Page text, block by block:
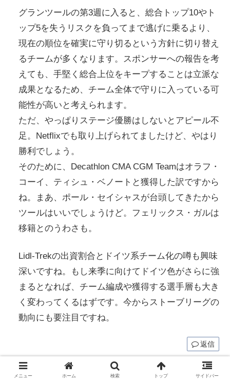
グランツールの第3週に入ると、総合トップ10やト
ップ5を失うリスクを負ってまで逃げに乗るより、
現在の順位を確実に守り切るという方針に切り替え
るチームが多くなります。スポンサーへの報告を考
えても、手堅く総合上位をキープすることは立派な
成果となるため、チーム全体で守りに入っている可
能性が高いと考えられます。
ただ、やっぱりステージ優勝はしないとアピール不
足。Netflixでも取り上げられてましたけど、やはり
勝利でしょう。
そのために、Decathlon CMA CGM Teamはオラフ・
コーイ、ティシュ・ベノートと獲得した訳ですから
ね。まあ、ポール・セイシャスが台頭してきたから
ツールはいいでしょうけど。フェリックス・ガルは
移籍とのうわさも。
Lidl-Trekの出資割合とドイツ系チーム化の噂も興味
深いですね。もし来季に向けてドイツ色がさらに強
まるとなれば、チーム編成や獲得する選手層も大き
く変わってくるはずです。今からストーブリーグの
動向にも要注目ですね。
返信
より:
メニュー ホーム 検索 トップ サイドバー